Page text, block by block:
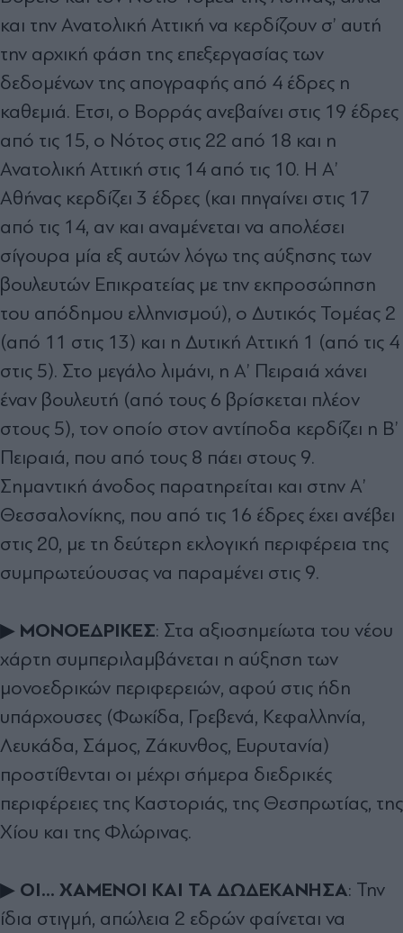
και την Ανατολική Αττική να κερδίζουν σ’ αυτή
την αρχική φάση της επεξεργασίας των
δεδοµένων της απογραφής από 4 έδρες η
καθεµιά. Ετσι, ο Βορράς ανεβαίνει στις 19 έδρες
από τις 15, ο Νότος στις 22 από 18 και η
Ανατολική Αττική στις 14 από τις 10. Η Α’
Αθήνας κερδίζει 3 έδρες (και πηγαίνει στις 17
από τις 14, αν και αναµένεται να απολέσει
σίγουρα µία εξ αυτών λόγω της αύξησης των
βουλευτών Επικρατείας µε την εκπροσώπηση
του απόδηµου ελληνισµού), ο ∆υτικός Τοµέας 2
(από 11 στις 13) και η ∆υτική Αττική 1 (από τις 4
στις 5). Στο µεγάλο λιµάνι, η Α’ Πειραιά χάνει
έναν βουλευτή (από τους 6 βρίσκεται πλέον
στους 5), τον οποίο στον αντίποδα κερδίζει η Β’
Πειραιά, που από τους 8 πάει στους 9.
Σηµαντική άνοδος παρατηρείται και στην Α’
Θεσσαλονίκης, που από τις 16 έδρες έχει ανέβει
στις 20, µε τη δεύτερη εκλογική περιφέρεια της
συµπρωτεύουσας να παραµένει στις 9.
▶ ΜΟΝΟΕ∆ΡΙΚΕΣ: Στα αξιοσηµείωτα του νέου
χάρτη συµπεριλαµβάνεται η αύξηση των
µονοεδρικών περιφερειών, αφού στις ήδη
υπάρχουσες (Φωκίδα, Γρεβενά, Κεφαλληνία,
Λευκάδα, Σάµος, Ζάκυνθος, Ευρυτανία)
προστίθενται οι µέχρι σήµερα διεδρικές
περιφέρειες της Καστοριάς, της Θεσπρωτίας, της
Χίου και της Φλώρινας.
▶ ΟΙ... ΧΑΜΕΝΟΙ ΚΑΙ ΤΑ ∆Ω∆ΕΚΑΝΗΣΑ: Την
ίδια στιγµή, απώλεια 2 εδρών φαίνεται να